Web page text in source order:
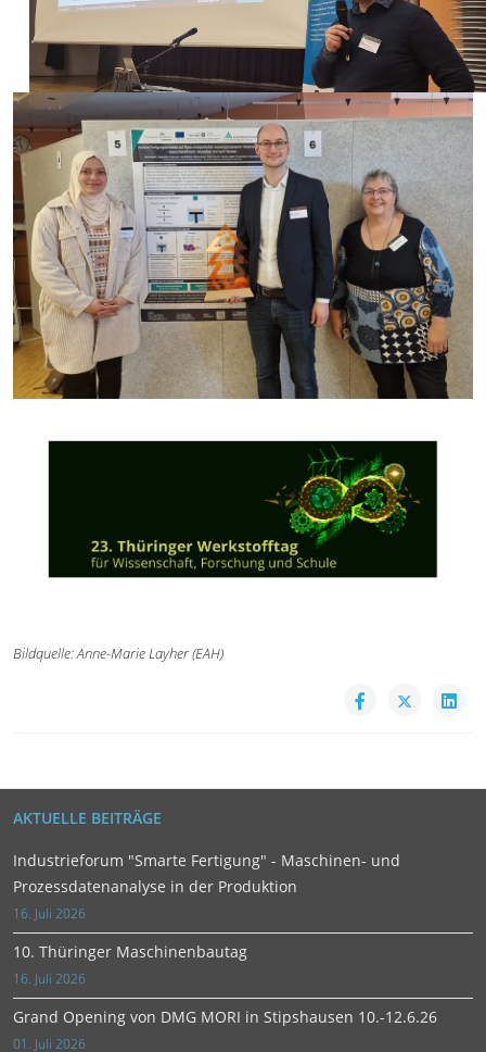
Bildquelle: Anne-Marie Layher (EAH)
AKTUELLE BEITRÄGE
Industrieforum "Smarte Fertigung" - Maschinen- und
Prozessdatenanalyse in der Produktion
16. Juli 2026
10. Thüringer Maschinenbautag
16. Juli 2026
Grand Opening von DMG MORI in Stipshausen 10.-12.6.26
01. Juli 2026